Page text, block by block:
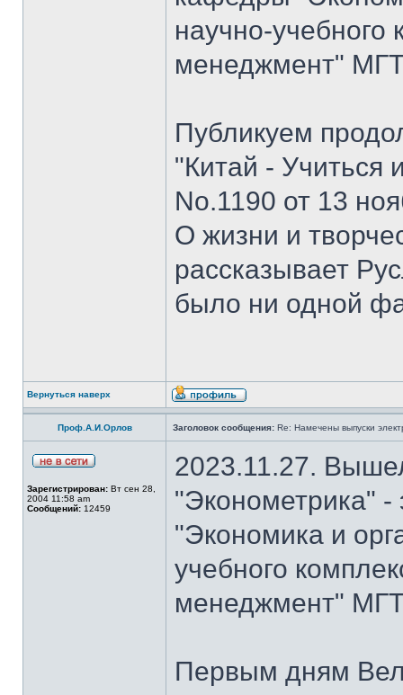
научно-
менеджмент"
Публикуем
"Китай - Учиться
No.1190 от 13
О жизни и
рассказывает
было ни одной
Вернуться наверх
Проф.А.И.Орлов Заголовок сообщения: Re: Намечены выпуски
Зарегистрирован: Вт сен 28,
2004 11:58 am
Сообщений: 12459
2023.11.27.
"Эконометрика" -
"Экономика и
учебного
менеджмент"
Первым дням